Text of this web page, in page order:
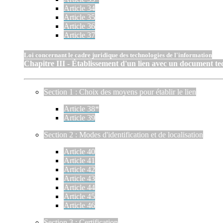
Article 34
Article 35
Article 36
Article 37
Loi concernant le cadre juridique des technologies de l'information
Chapitre III - Établissement d'un lien avec un document
Section 1 : Choix des moyens pour établir le lien
Article 38*
Article 39
Section 2 : Modes d'identification et de localisation
Article 40
Article 41
Article 42
Article 43
Article 44
Article 45
Article 46